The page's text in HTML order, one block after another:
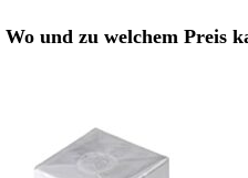
Wo und zu welchem Preis